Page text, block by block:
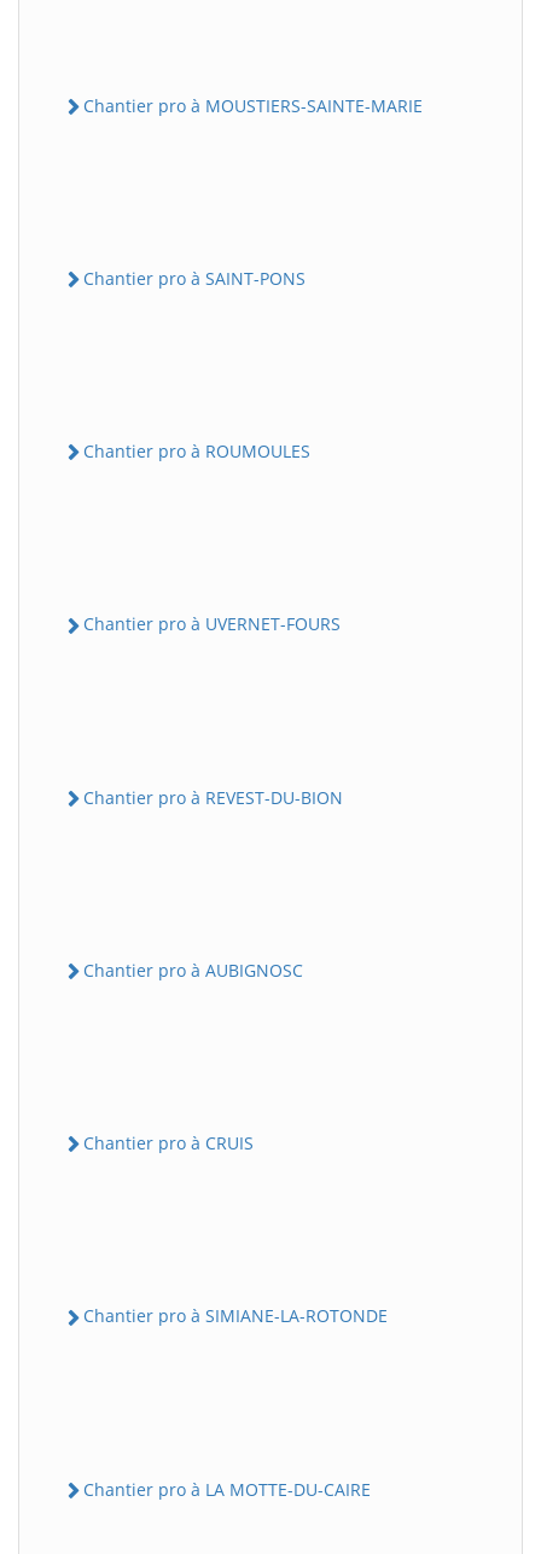
Chantier pro à MOUSTIERS-SAINTE-MARIE
Chantier pro à SAINT-PONS
Chantier pro à ROUMOULES
Chantier pro à UVERNET-FOURS
Chantier pro à REVEST-DU-BION
Chantier pro à AUBIGNOSC
Chantier pro à CRUIS
Chantier pro à SIMIANE-LA-ROTONDE
Chantier pro à LA MOTTE-DU-CAIRE